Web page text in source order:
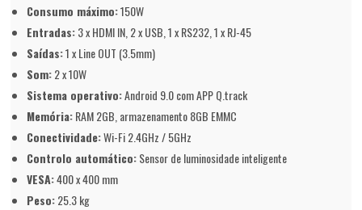
Consumo máximo:150W
Entradas:3 x HDMI IN, 2 x USB, 1 x RS232, 1 x RJ-45
Saídas:1 x Line OUT (3.5mm)
Som:2 x 10W
Sistema operativo:Android 9.0 com APP Q.track
Memória:RAM 2GB, armazenamento 8GB EMMC
Conectividade:Wi-Fi 2.4GHz / 5GHz
Controlo automático:Sensor de luminosidade inteligente
VESA:400 x 400 mm
Peso:25.3 kg